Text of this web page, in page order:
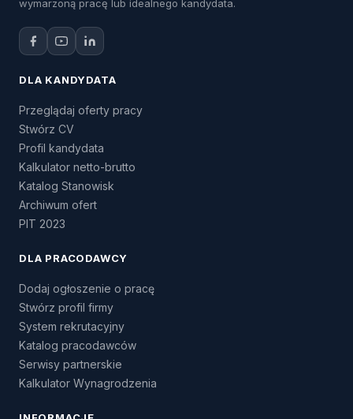
wymarzoną pracę lub idealnego kandydata.
DLA KANDYDATA
Przeglądaj oferty pracy
Stwórz CV
Profil kandydata
Kalkulator netto-brutto
Katalog Stanowisk
Archiwum ofert
PIT 2023
DLA PRACODAWCY
Dodaj ogłoszenie o pracę
Stwórz profil firmy
System rekrutacyjny
Katalog pracodawców
Serwisy partnerskie
Kalkulator Wynagrodzenia